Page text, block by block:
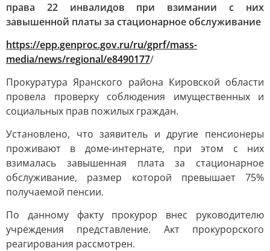
права 22 инвалидов при взимании с них
завышенной платы за стационарное обслуживание
https://epp.genproc.gov.ru/ru/gprf/mass-
media/news/regional/e8490177/
Прокуратура Яранского района Кировской области
провела проверку соблюдения имущественных и
социальных прав пожилых граждан.
Установлено, что заявитель и другие пенсионеры
проживают в доме-интернате, при этом с них
взималась завышенная плата за стационарное
обслуживание, размер которой превышает 75%
получаемой пенсии.
По данному факту прокурор внес руководителю
учреждения представление. Акт прокурорского
реагирования рассмотрен.